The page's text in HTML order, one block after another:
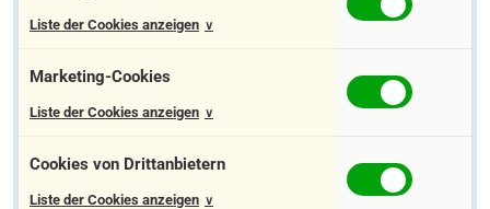
Liste der Cookies anzeigen
Marketing-Cookies
Liste der Cookies anzeigen
Cookies von Drittanbietern
Liste der Cookies anzeigen